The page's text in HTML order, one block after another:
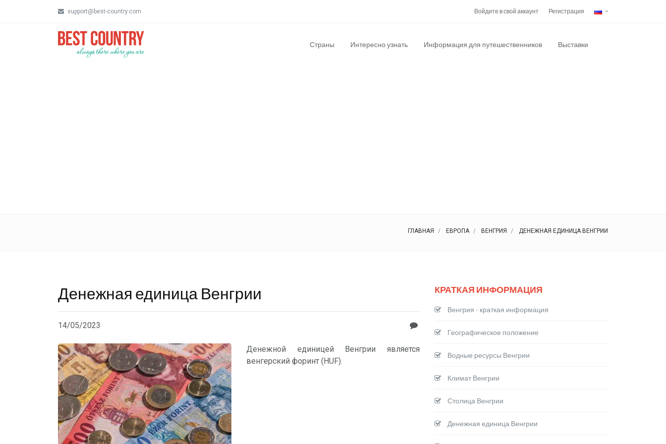
support@best-country.com Войдите в свой аккаунт Регистрация
Страны Интересно узнать Информация для путешественников Выставки
ГЛАВНАЯ ЕВРОПА ВЕНГРИЯ ДЕНЕЖНАЯ ЕДИНИЦА ВЕНГРИИ
Денежная единица Венгрии
14/05/2023
Денежной единицей Венгрии является
венгерский форинт (HUF).
КРАТКАЯ ИНФОРМАЦИЯ
Венгрия - краткая информация
Географическое положение
Водные ресурсы Венгрии
Климат Венгрии
Столица Венгрии
Денежная единица Венгрии